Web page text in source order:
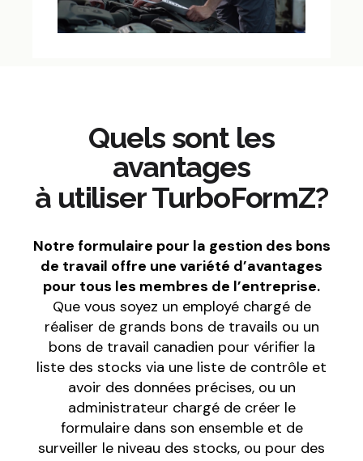
Quels sont les
avantages
à utiliser TurboFormZ?
Notre formulaire pour la gestion des bons
de travail offre une variété d’avantages
pour tous les membres de l’entreprise.
Que vous soyez un employé chargé de
réaliser de grands bons de travails ou un
bons de travail canadien pour vérifier la
liste des stocks via une liste de contrôle et
avoir des données précises, ou un
administrateur chargé de créer le
formulaire dans son ensemble et de
surveiller le niveau des stocks, ou pour des